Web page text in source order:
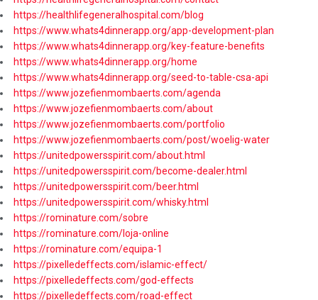
https://healthlifegeneralhospital.com/blog
https://www.whats4dinnerapp.org/app-development-plan
https://www.whats4dinnerapp.org/key-feature-benefits
https://www.whats4dinnerapp.org/home
https://www.whats4dinnerapp.org/seed-to-table-csa-api
https://www.jozefienmombaerts.com/agenda
https://www.jozefienmombaerts.com/about
https://www.jozefienmombaerts.com/portfolio
https://www.jozefienmombaerts.com/post/woelig-water
https://unitedpowersspirit.com/about.html
https://unitedpowersspirit.com/become-dealer.html
https://unitedpowersspirit.com/beer.html
https://unitedpowersspirit.com/whisky.html
https://rominature.com/sobre
https://rominature.com/loja-online
https://rominature.com/equipa-1
https://pixelledeffects.com/islamic-effect/
https://pixelledeffects.com/god-effects
https://pixelledeffects.com/road-effect